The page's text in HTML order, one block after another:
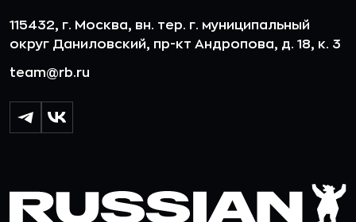
115432, г. Москва, вн. тер. г. муниципальный
округ Даниловский, пр-кт Андропова, д. 18, к. 3
team@rb.ru